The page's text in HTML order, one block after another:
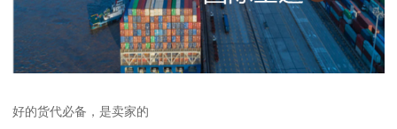
好的货代必备，是卖家的